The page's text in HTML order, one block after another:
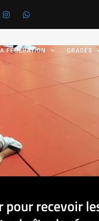
FÉDÉRATION GRADES
recevoir